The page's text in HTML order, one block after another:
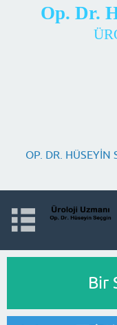
Op. Dr.
OP. DR.
Bir